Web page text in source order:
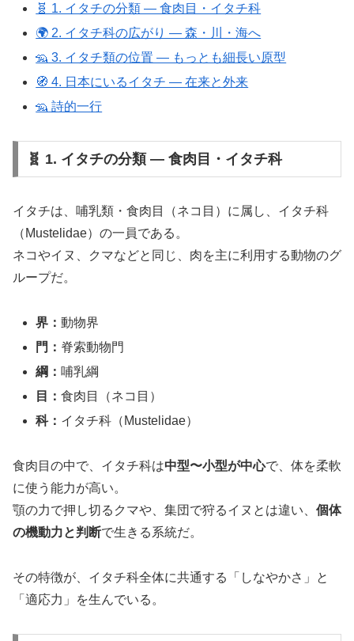
🧬 1. イタチの分類 ― 食肉目・イタチ科
🌍 2. イタチ科の広がり ― 森・川・海へ
🦡 3. イタチ類の位置 ― もっとも細長い原型
🧭 4. 日本にいるイタチ ― 在来と外来
🦡 詩的一行
🧬 1. イタチの分類 ― 食肉目・イタチ科
イタチは、哺乳類・食肉目（ネコ目）に属し、イタチ科
（Mustelidae）の一員である。
ネコやイヌ、クマなどと同じ、肉を主に利用する動物のグ
ループだ。
界：動物界
門： 脊索動物門
綱： 哺乳綱
目：食肉目（ネコ目）
科： イタチ科（Mustelidae）
食肉目の中で、イタチ科は中型〜小型が中心で、体を柔軟
に使う能力が高い。
顎の力で押し切るクマや、集団で狩るイヌとは違い、 個体
の機動力と判断で生きる系統だ。
その特徴が、イタチ科全体に共通する「しなやかさ」と
「適応力」を生んでいる。